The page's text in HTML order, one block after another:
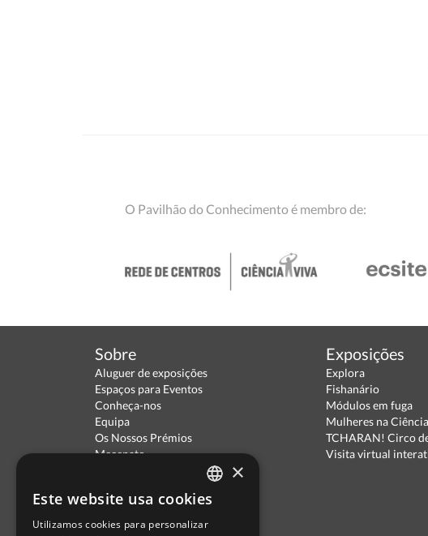
O Pavilhão do Conhecimento é membro de:
Sobre
Aluguer de exposições
Espaços para Eventos
Conheça-nos
Equipa
Os Nossos Prémios
Mecenato
Termos de Utilização
Escola Ciência Viva
Exposições
Explora
Fishanário
Módulos em fuga
Mulheres na Ciência
TCHARAN! Circo
Visita virtual
PORTUGUESE
ENGLISH
×
Este website usa cookies
Utilizamos cookies para personalizar